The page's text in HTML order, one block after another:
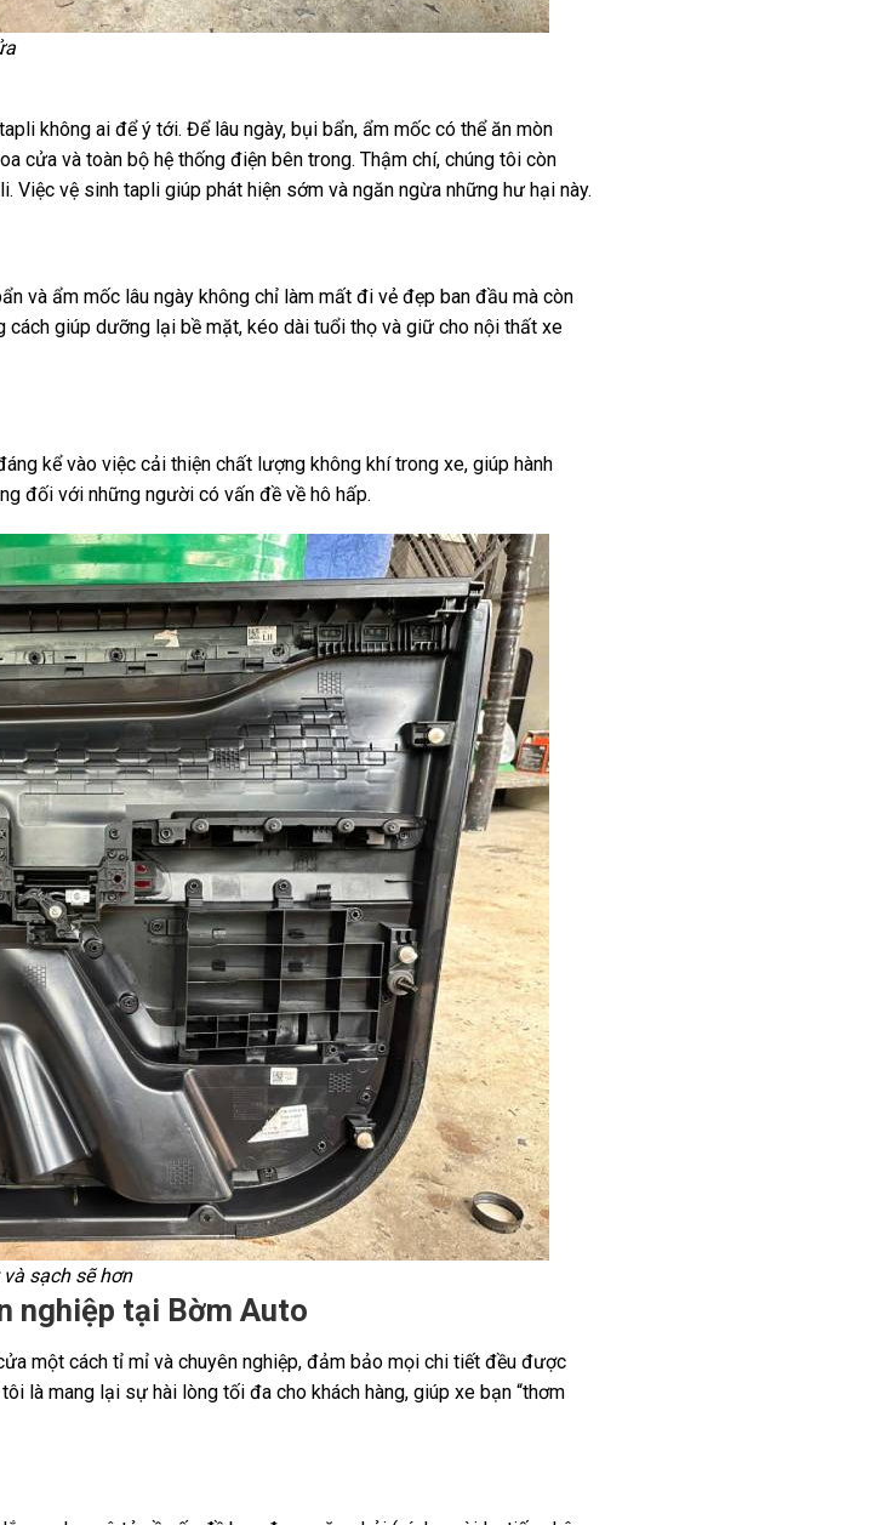
không ai để ý tới. Để lâu ngày, bụi bẩn, ẩm mốc có thể ăn mòn
cửa và toàn bộ hệ thống điện bên trong. Thậm chí, chúng tôi còn
Việc vệ sinh tapli giúp phát hiện sớm và ngăn ngừa những hư hại này.
và ẩm mốc lâu ngày không chỉ làm mất đi vẻ đẹp ban đầu mà còn
cách giúp dưỡng lại bề mặt, kéo dài tuổi thọ và giữ cho nội thất xe
kể vào việc cải thiện chất lượng không khí trong xe, giúp hành
đối với những người có vấn đề về hô hấp.
sạch sẽ hơn
nghiệp tại Bờm Auto
một cách tỉ mỉ và chuyên nghiệp, đảm bảo mọi chi tiết đều được
là mang lại sự hài lòng tối đa cho khách hàng, giúp xe bạn “thơm